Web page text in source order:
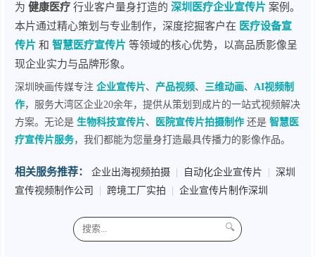
为 健康医疗 行业客户量身打造的 深圳医疗企业宣传片 案例。
本片通过精心策划与专业制作，深度挖掘客户在 医疗设备宣
传片 和 智慧医疗宣传片 等领域的核心优势，以高品质影像呈
现企业实力与品牌形象。
深圳映画传媒专注 企业宣传片、 产品视频、 三维动画、 AI视频制
作，服务大湾区企业20余年，提供从策划到成片的一站式视频解决
方案。无论是 生物科技宣传片、 医院宣传片拍摄制作 还是 智慧医
疗宣传片服务，我们都能为您量身打造最具传播力的影像作品。
相关服务推荐： 企业出海视频拍摄 自动化企业宣传片
深圳
宣传视频制作公司
跨境工厂实拍 企业宣传片制作深圳
🔍